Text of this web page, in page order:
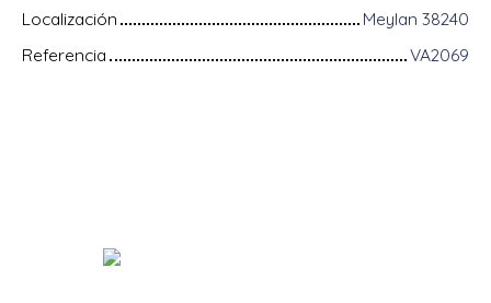
Localización
Meylan 38240
Referencia
VA2069